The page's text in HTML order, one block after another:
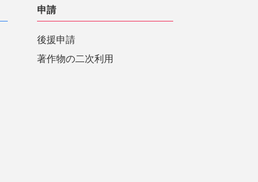
申請
後援申請
著作物の二次利用